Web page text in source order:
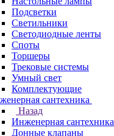
Подсветки
Светильники
Светодиодные ленты
Споты
Торшеры
Трековые системы
Умный свет
Комплектующие
сантехника
Назад
Инженерная сантехника
Донные клапаны